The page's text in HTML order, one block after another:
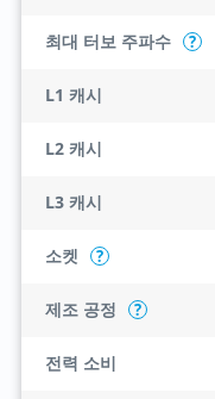
최대 터보 주파수 ?
L1 캐시
L2 캐시
L3 캐시
소켓 ?
제조 공정 ?
전력 소비